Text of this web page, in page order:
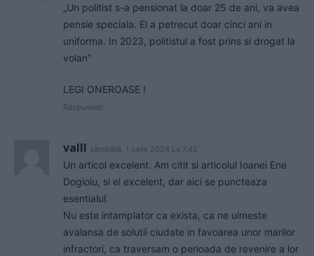
„Un politist s-a pensionat la doar 25 de ani, va avea
pensie speciala. El a petrecut doar cinci ani in
uniforma. In 2023, politistul a fost prins si drogat la
volan”
LEGI ONEROASE !
Răspundeți
valll sâmbătă, 1 iunie 2024 La 7.42
Un articol excelent. Am citit si articolul Ioanei Ene
Dogioiu, si el excelent, dar aici se puncteaza
esentialul.
Nu este intamplator ca exista, ca ne uimeste
avalansa de solutii ciudate in favoarea unor marilor
infractori, ca traversam o perioada de revenire a lor